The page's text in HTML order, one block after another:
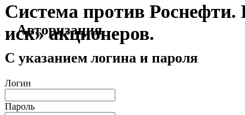
Система против
иск» акционеров.
Авторизация
С указанием логина и пароля
Логин
Пароль